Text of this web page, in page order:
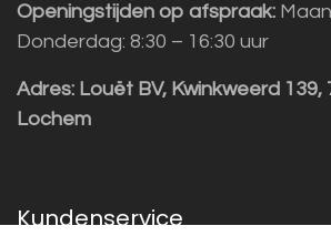
Openingstijden op afspraak:
Donderdag: 8:30 – 16:30 uur
Adres: Louët BV, Kwinkweerd 139,
Lochem
Kundenservice